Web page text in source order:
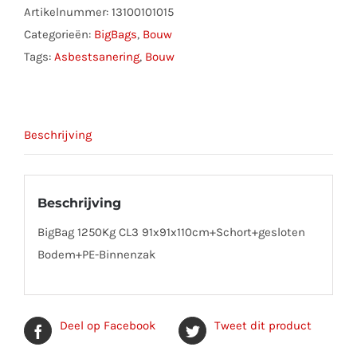
Artikelnummer: 13100101015
Categorieën: BigBags, Bouw
Tags: Asbestsanering, Bouw
Beschrijving
Beschrijving
BigBag 1250Kg CL3 91x91x110cm+Schort+gesloten
Bodem+PE-Binnenzak
Deel op Facebook Tweet dit product